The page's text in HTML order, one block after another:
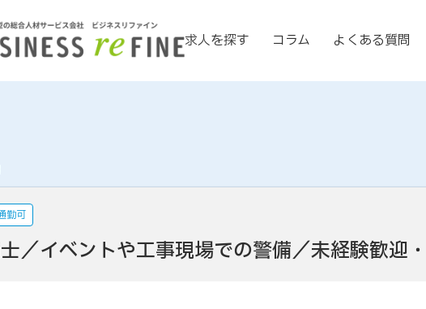
求人を探す コラム よくある質問
勤可
／イベントや工事現場での警備／未経験歓迎